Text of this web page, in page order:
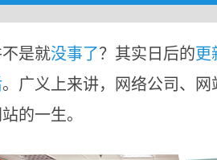
是就没事了？其实日后的更
。广义上来讲，网络公司、
的一生。